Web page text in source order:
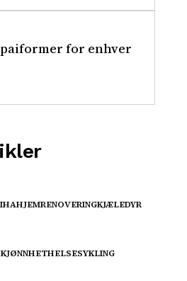
for enhver
HAHJEMRENOVERINGKJÆLEDYR
HELSESYKLING